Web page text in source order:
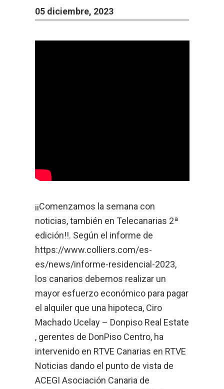
05 diciembre, 2023
¡¡Comenzamos la semana con
noticias, también en Telecanarias 2ª
edición!!. Según el informe de
https://www.colliers.com/es-
es/news/informe-residencial-2023,
los canarios debemos realizar un
mayor esfuerzo económico para pagar
el alquiler que una hipoteca, Ciro
Machado Ucelay – Donpiso Real Estate
, gerentes de DonPiso Centro, ha
intervenido en RTVE Canarias en RTVE
Noticias dando el punto de vista de
ACEGI Asociación Canaria de